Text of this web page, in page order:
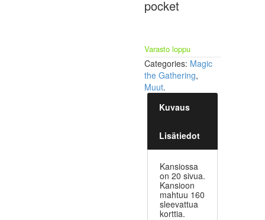
pocket
Varasto loppu
Categories: Magic
the Gathering,
Muut.
Kuvaus
Lisätiedot
Kansiossa
on 20 sivua.
Kansioon
mahtuu 160
sleevattua
korttia.